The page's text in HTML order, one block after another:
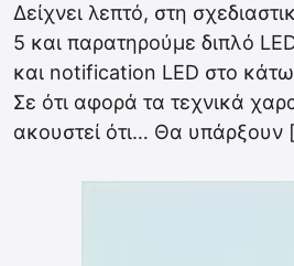
Δείχνει λεπτό, στη
5 και παρατηρούμε διπλό
και notification LED στο
Σε ότι αφορά τα τεχνικά
ακουστεί ότι… Θα υπάρξουν